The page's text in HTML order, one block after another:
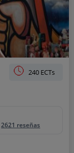
240 ECTs
2621 reseñas